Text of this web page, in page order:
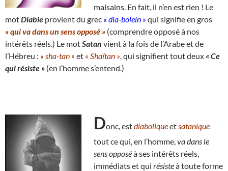
malsains. En fait, il n’en est rien ! Le
motDiable provient du grec « dia-bolein » qui signifie en gros
« qui va dans un sens opposé » (comprendre opposé à nos
intérêts réels.) Le motSatan vient à la fois de l’Arabe et de
l’Hébreu : « sha-tan » et « Shaïtan » , qui signifient tout deux « Ce
qui résiste » (en l’homme s’entend.)
Donc, estdiaboliqueet satanique
tout ce qui, en l’homme, va dans le
sens opposéà ses intérêts réels,
immédiats et qui résisteà toute forme